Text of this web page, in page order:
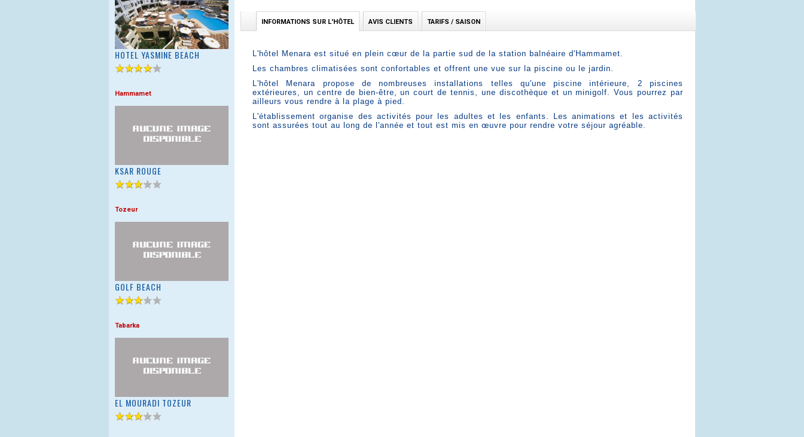
HOTEL YASMINE BEACH
Hammamet
KSAR ROUGE
Tozeur
GOLF BEACH
Tabarka
EL MOURADI TOZEUR
INFORMATIONS SUR L'HÔTEL AVIS CLIENTS TARIFS / SAISON
L'hôtel Menara est situé en plein cœur de la partie sud de la station balnéaire d'Hammamet.
Les chambres climatisées sont confortables et offrent une vue sur la piscine ou le jardin.
L'hôtel Menara propose de nombreuses installations telles qu'une piscine intérieure, 2 piscines
extérieures, un centre de bien-être, un court de tennis, une discothèque et un minigolf. Vous pourrez par
ailleurs vous rendre à la plage à pied.
L'établissement organise des activités pour les adultes et les enfants. Les animations et les activités
sont assurées tout au long de l'année et tout est mis en œuvre pour rendre votre séjour agréable.